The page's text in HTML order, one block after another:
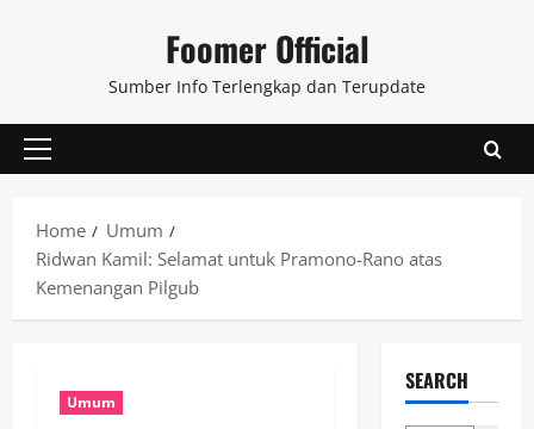
Foomer Official
Sumber Info Terlengkap dan Terupdate
Primary
Home
Umum
Ridwan Kamil: Selamat untuk Pramono-Rano atas
Kemenangan Pilgub
Umum
SEARCH